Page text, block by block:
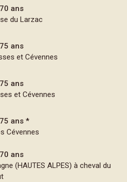
ans
du Larzac
ans
et Cévennes
ans
et Cévennes
ans *
Cévennes
ans
(HAUTES ALPES) à cheval du